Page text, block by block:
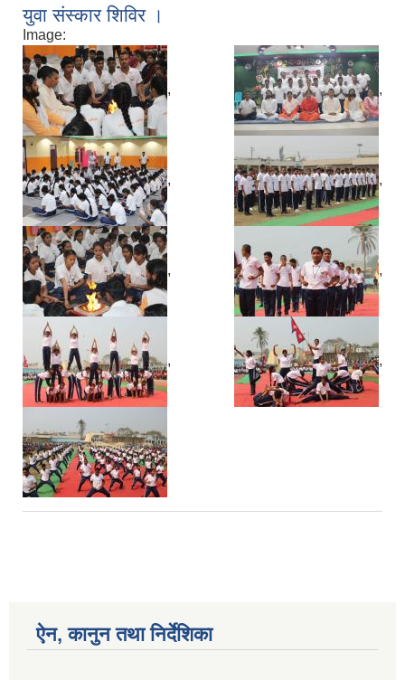
युवा संस्कार शिविर ।
Image:
, ,
, ,
, ,
, ,
ऐन, कानुन तथा निर्देशिका